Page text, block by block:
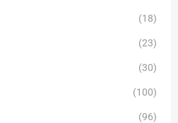
(18)
(23)
(30)
(100)
(96)